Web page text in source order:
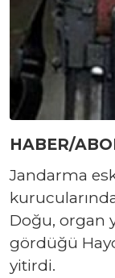
HABER/
Jandarma
Doğu, organ
gördüğü
yitirdi.